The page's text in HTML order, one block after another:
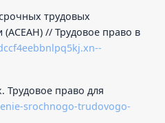
трудовых
(АСЕАН) // Трудовое право в
Трудовое право для
srochnogo-trudovogo-